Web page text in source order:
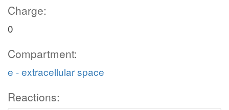
Charge:
0
Compartment:
e - extracellular space
Reactions: